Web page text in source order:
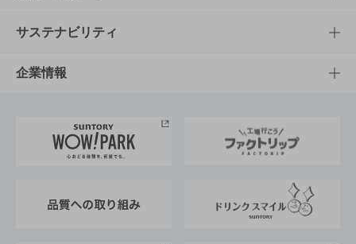
商品発売情報
栄養成分一覧
キャンペーン
工場見学
地域情報
文化・スポーツTOP
サントリーホール
サントリーサンバーズ大阪
サステナビリティ
サステナビリティTOP
サントリーが考えるサステナビリティ経営
企業情報
企業概要